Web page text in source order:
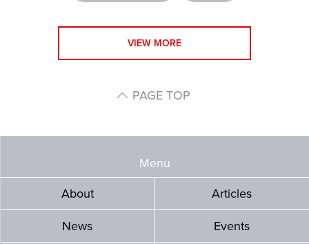
VIEW MORE
PAGE TOP
Menu
About
Articles
News Events